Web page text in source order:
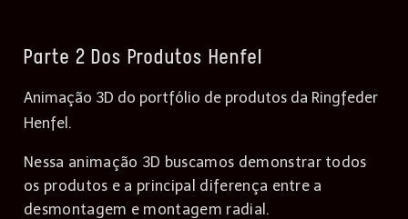
Parte 2 Dos Produtos Henfel
Animação 3D do portfólio de produtos da Ringfeder
Henfel.
Nessa animação 3D buscamos demonstrar todos
os produtos e a principal diferença entre a
desmontagem e montagem radial.